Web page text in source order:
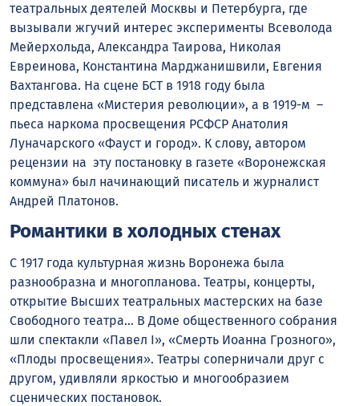
театральных деятелей Москвы и Петербурга, где
вызывали жгучий интерес эксперименты Всеволода
Мейерхольда, Александра Таирова, Николая
Евреинова, Константина Марджанишвили, Евгения
Вахтангова. На сцене БСТ в 1918 году была
представлена «Мистерия революции», а в 1919-м –
пьеса наркома просвещения РСФСР Анатолия
Луначарского «Фауст и город». К слову, автором
рецензии на эту постановку в газете «Воронежская
коммуна» был начинающий писатель и журналист
Андрей Платонов.
Романтики в холодных стенах
С 1917 года культурная жизнь Воронежа была
разнообразна и многопланова. Театры, концерты,
открытие Высших театральных мастерских на базе
Свободного театра… В Доме общественного собрания
шли спектакли «Павел I», «Смерть Иоанна Грозного»,
«Плоды просвещения». Театры соперничали друг с
другом, удивляли яркостью и многообразием
сценических постановок.